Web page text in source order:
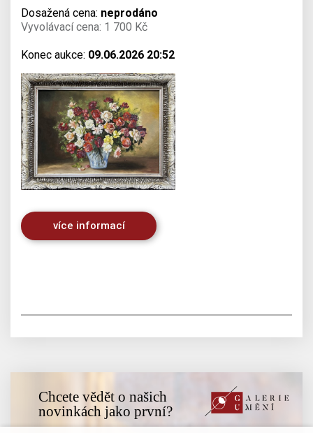
Dosažená cena: neprodáno
Vyvolávací cena: 1 700 Kč
Konec aukce: 09.06.2026 20:52
více informací
Chcete vědět o našich
novinkách jako první?